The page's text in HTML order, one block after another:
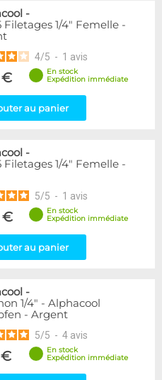
8
74
2
13
33
3
1
2
-
Filetages 1/4" Femelle -
4/5 - 1 avis
€
En stock
Expédition immédiate
au panier
-
Filetages 1/4" Femelle -
5/5 - 1 avis
€
En stock
Expédition immédiate
au panier
-
1/4" - Alphacool
- Argent
5/5 - 4 avis
€
En stock
Expédition immédiate